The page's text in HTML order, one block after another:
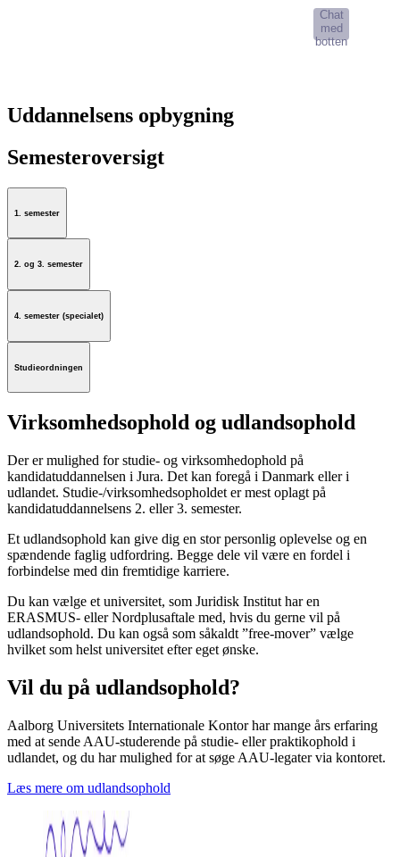
Chat
med
botten
Uddannelsens opbygning
Semesteroversigt
1. semester
2. og 3. semester
4. semester (specialet)
Studieordningen
Virksomhedsophold og udlandsophold
Der er mulighed for studie- og virksomhedophold på
kandidatuddannelsen i Jura. Det kan foregå i Danmark eller i
udlandet. Studie-/virksomhedsopholdet er mest oplagt på
kandidatuddannelsens 2. eller 3. semester.
Et udlandsophold kan give dig en stor personlig oplevelse og en
spændende faglig udfordring. Begge dele vil være en fordel i
forbindelse med din fremtidige karriere.
Du kan vælge et universitet, som Juridisk Institut har en
ERASMUS- eller Nordplusaftale med, hvis du gerne vil på
udlandsophold. Du kan også som såkaldt ”free-mover” vælge
hvilket som helst universitet efter eget ønske.
Vil du på udlandsophold?
Aalborg Universitets Internationale Kontor har mange års erfaring
med at sende AAU-studerende på studie- eller praktikophold i
udlandet, og du har mulighed for at søge AAU-legater via kontoret.
Læs mere om udlandsophold